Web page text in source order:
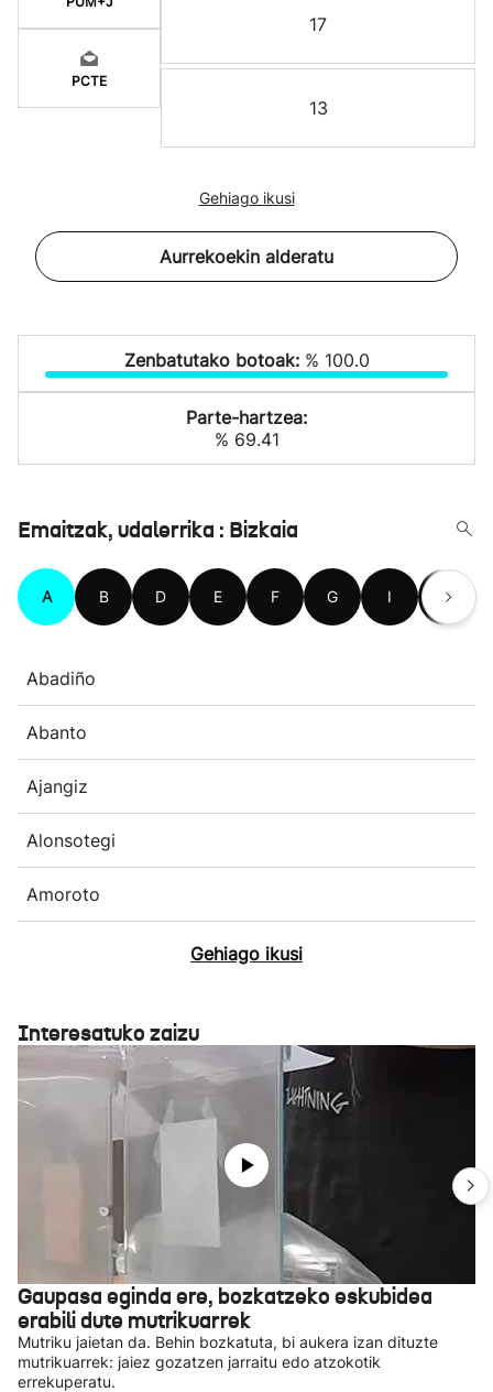
PCTE
17
13
Gehiago ikusi
Aurrekoekin alderatu
Zenbatutako botoak: % 100.0
Parte-hartzea:
% 69.41
Emaitzak, udalerrika : Bizkaia
A B D E F G I J
Abadiño
Abanto
Ajangiz
Alonsotegi
Amoroto
Gehiago ikusi
Interesatuko zaizu
Gaupasa eginda ere, bozkatzeko eskubidea
erabili dute mutrikuarrek
Mutriku jaietan da. Behin bozkatuta, bi aukera izan dituzte
mutrikuarrek: jaiez gozatzen jarraitu edo atzokotik
errekuperatu.